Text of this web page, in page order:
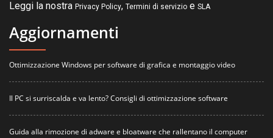
Leggi la nostra Privacy Policy, Termini di servizio e SLA
Aggiornamenti
Ottimizzazione Windows per software di grafica e montaggio video
Il PC si surriscalda e va lento? Consigli di ottimizzazione software
Guida alla rimozione di adware e bloatware che rallentano il computer